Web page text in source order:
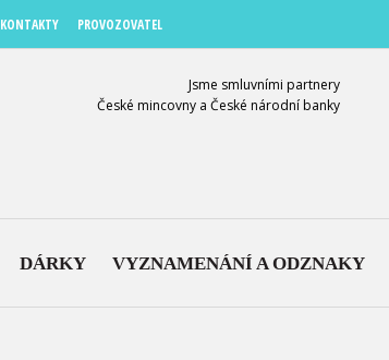
KONTAKTY PROVOZOVATEL
Jsme smluvními partnery
České mincovny a České národní banky
DÁRKY VYZNAMENÁNÍ A ODZNAKY